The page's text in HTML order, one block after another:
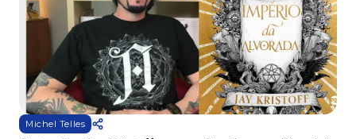
Michel Telles